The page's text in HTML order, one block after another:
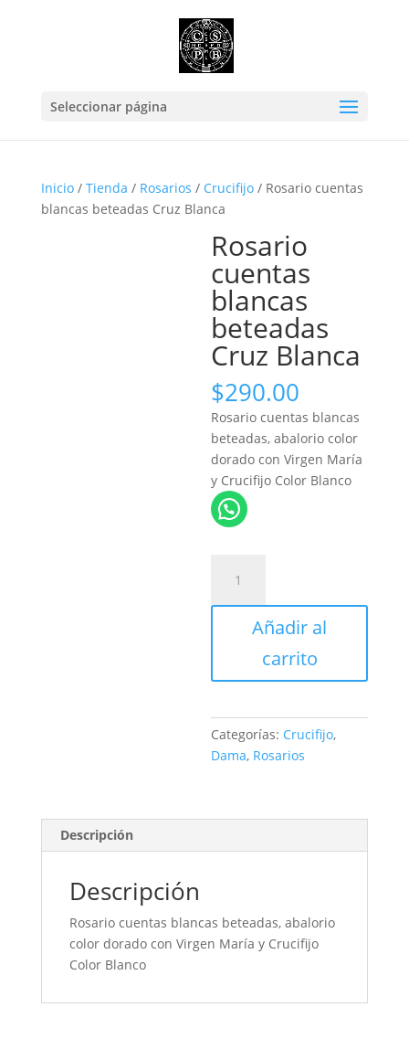
Seleccionar página
Inicio/ Tienda / Rosarios / Crucifijo/ Rosario cuentas
blancas beteadas Cruz Blanca
Rosario
cuentas
blancas
beteadas
Cruz Blanca
$290.00
Rosario cuentas blancas
beteadas, abalorio color
dorado con Virgen María
y Crucifijo Color Blanco
cuentas
blancas
beteadasAñadir al
carrito
Categorías: Crucifijo,
Dama, Rosarios
Descripción
Descripción
Rosario cuentas blancas beteadas, abalorio
color dorado con Virgen María y Crucifijo
Color Blanco